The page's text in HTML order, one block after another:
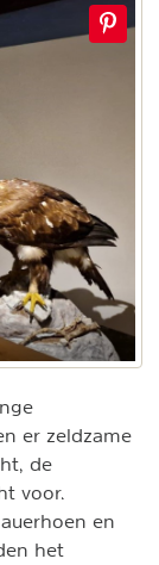
er zeldzame
de
voor.
en
het